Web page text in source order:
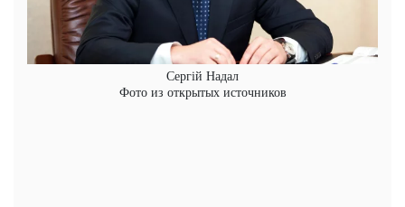
Сергій Надал
Фото из открытых источников